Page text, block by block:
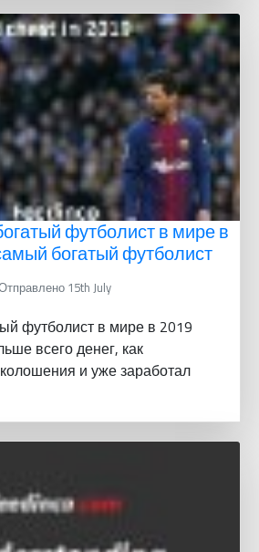
футболист в мире в
богатый футболист
15th July
футболист в мире в 2019
всего денег, как
и уже заработал